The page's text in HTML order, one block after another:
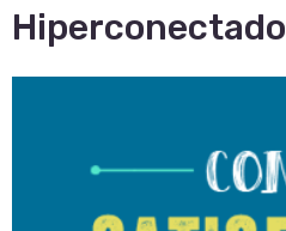
Hiperconectado